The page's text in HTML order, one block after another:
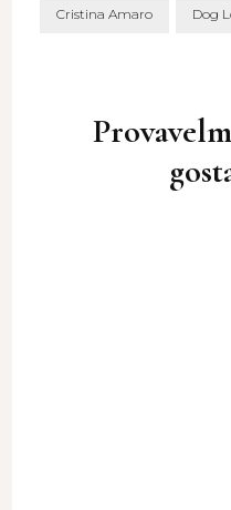
Cristina Amaro Dog